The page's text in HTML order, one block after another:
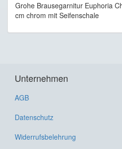
Grohe Brausegarnitur Euphoria
cm chrom mit Seifenschale
Unternehmen
AGB
Datenschutz
Widerrufsbelehrung